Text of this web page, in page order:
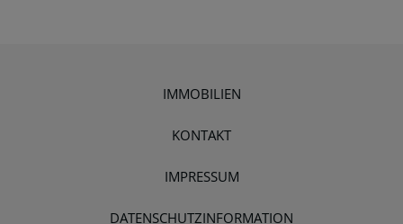
IMMOBILIEN
KONTAKT
IMPRESSUM
DATENSCHUTZINFORMATION